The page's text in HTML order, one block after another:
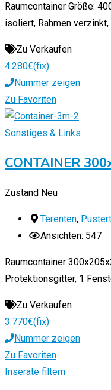
Raumcontainer Größe:
isoliert, Rahmen
Zu Verkaufen
4.280€(fix)
Nummer zeigen
Zu Favoriten
Sonstiges & Links
CONTAINER
Zustand Neu
Terenten,
Ansichten: 547
Raumcontainer
Protektionsgitter, 1
Zu Verkaufen
3.770€(fix)
Nummer zeigen
Zu Favoriten
Inserate filtern